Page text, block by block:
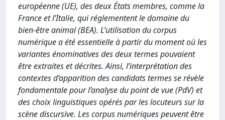
européenne (UE), des deux États membres, comme la
France et l’Italie, qui réglementent le domaine du
bien-être animal (BEA). L’utilisation du corpus
numérique a été essentielle à partir du moment où les
variantes énominatives des deux termes pouvaient
être extraites et décrites. Ainsi, l’interprétation des
contextes d’apparition des candidats termes se révèle
fondamentale pour l’analyse du point de vue (PdV) et
des choix linguistiques opérés par les locuteurs sur la
scène discursive. Les corpus numériques peuvent être